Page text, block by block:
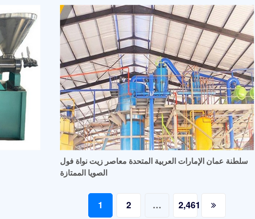
سلطنة عمان الإمارات العربية المتحدة معاصر زيت نواة فول
الصويا الممتازة
1 2 … 2,461